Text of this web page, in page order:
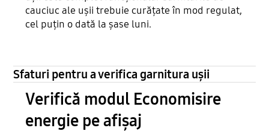
cauciuc ale ușii trebuie curățate în mod regulat,
cel puțin o dată la șase luni.
Sfaturi pentru a verifica garnitura ușii
Verifică modul Economisire
energie pe afișaj